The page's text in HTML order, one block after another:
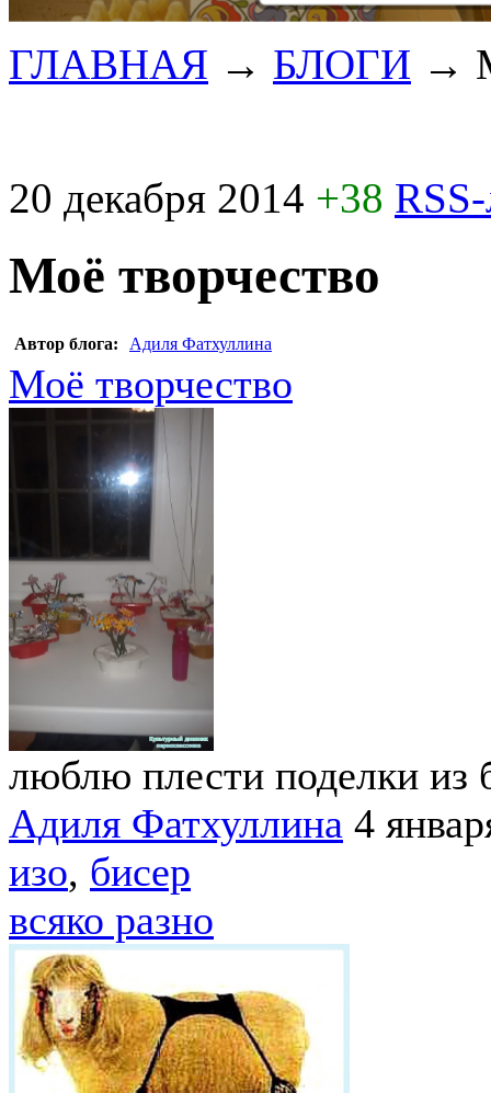
ГЛАВНАЯ → БЛОГИ →
20 декабря 2014 +38
Моё творчество
Автор блога: Адиля Фатхуллина
Моё творчество
люблю плести поделки из
Адиля Фатхуллина 4
изо, бисер
всяко разно